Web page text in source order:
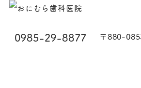
0985-29-8877 〒880-